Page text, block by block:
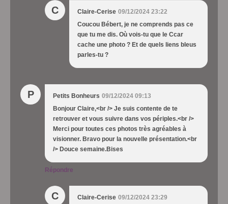
C Claire-Cerise 09/12/2024 23:22
Coucou Bébert, je ne comprends pas ce
que tu me dis. Où vois-tu que le Ccar
cache une photo ? Et de quels liens bleus
parles-tu ?
P Petits Bonheurs 09/12/2024 09:13
Bonjour Claire,<br /> Je suis contente de te
retrouver et vous suivre dans vos périples.<br />
Merci pour toutes ces photos très agréables à
visionner. Bravo pour la nouvelle présentation.<br
/> Douce semaine.Bises
Répondre
C Claire-Cerise 09/12/2024 23:29